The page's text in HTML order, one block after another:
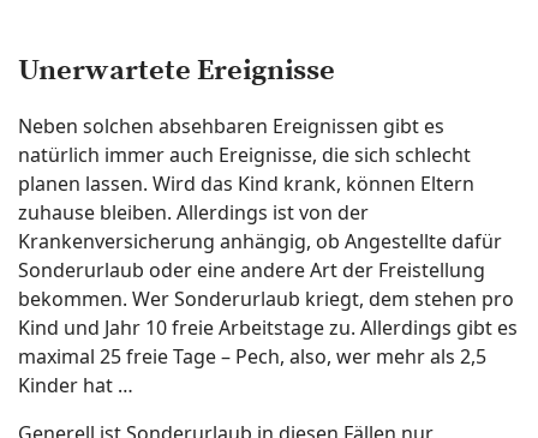
Unerwartete Ereignisse
Neben solchen absehbaren Ereignissen gibt es
natürlich immer auch Ereignisse, die sich schlecht
planen lassen. Wird das Kind krank, können Eltern
zuhause bleiben. Allerdings ist von der
Krankenversicherung anhängig, ob Angestellte dafür
Sonderurlaub oder eine andere Art der Freistellung
bekommen. Wer Sonderurlaub kriegt, dem stehen pro
Kind und Jahr 10 freie Arbeitstage zu. Allerdings gibt es
maximal 25 freie Tage – Pech, also, wer mehr als 2,5
Kinder hat …